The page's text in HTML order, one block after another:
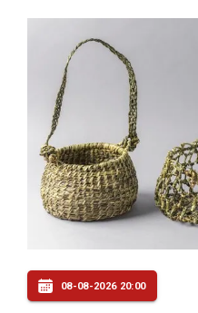
08-08-2026 20:00